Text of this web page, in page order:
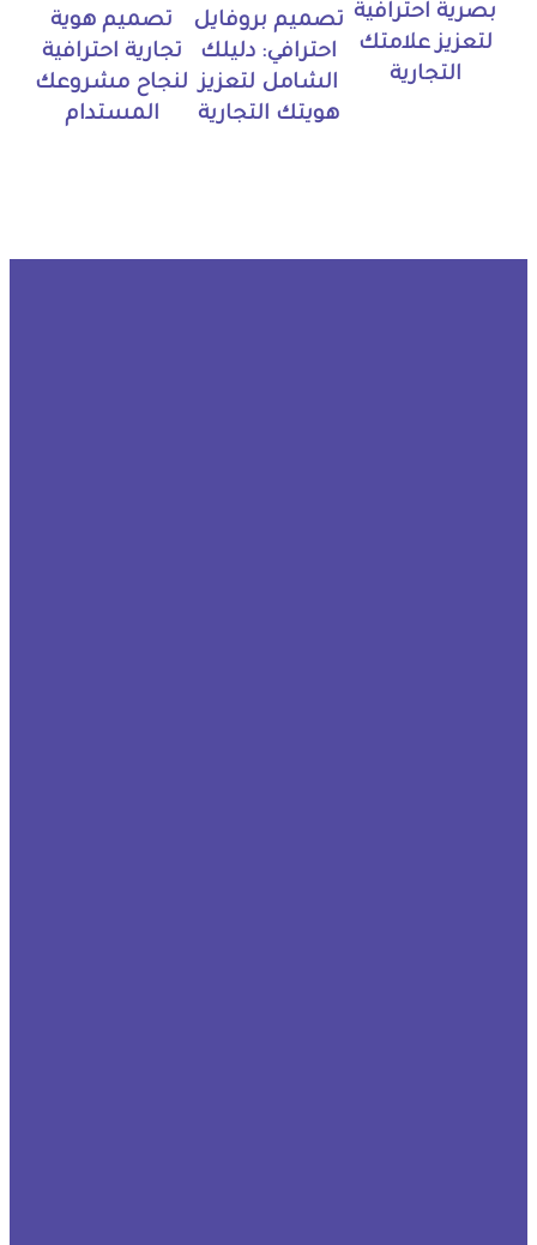
بصرية احترافية
لتعزيز علامتك
التجارية
تصميم بروفايل
احترافي: دليلك
الشامل لتعزيز
هويتك التجارية
تصميم هوية
تجارية احترافية
لنجاح مشروعك
المستدام